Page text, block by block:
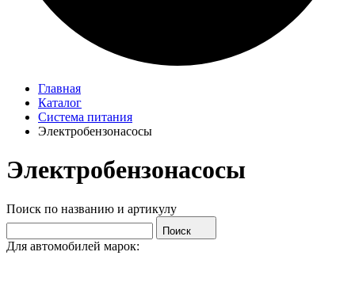
Главная
Каталог
Система питания
Электробензонасосы
Электробензонасосы
Поиск по названию и артикулу
Поиск
Для автомобилей марок: